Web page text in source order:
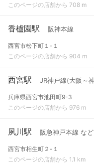
このページの店舗から 708 m
香櫨園駅 阪神本線
西宮市松下町１-１
このページの店舗から 904 m
西宮駅 JR神戸線(大阪～
兵庫県西宮市池田町9-3
このページの店舗から 976 m
夙川駅 阪急神戸本線 など
西宮市相生町２-１
このページの店舗から 1.1 km